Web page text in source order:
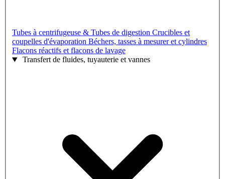
Tubes à centrifugeuse & Tubes de digestion Crucibles et
coupelles d'évaporation Béchers, tasses à mesurer et cylindres
Flacons réactifs et flacons de lavage
Transfert de fluides, tuyauterie et vannes